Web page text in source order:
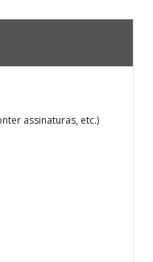
assinaturas, etc.)